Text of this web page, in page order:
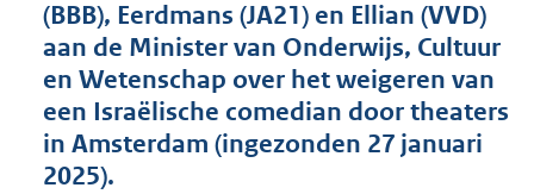
g
r
o
t
t
(BBB), Eerdmans (JA21) en Ellian (VVD)
aan de Minister van Onderwijs, Cultuur
en Wetenschap over het weigeren van
een Israëlische comedian door theaters
in Amsterdam (ingezonden 27 januari
2025).